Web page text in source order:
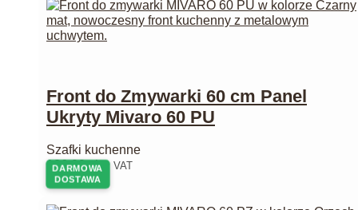
DARMOWA
DOSTAWA
Front do Zmywarki 60 cm Panel
Ukryty Mivaro 60 PU
Szafki kuchenne
126,00zł z VAT